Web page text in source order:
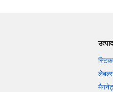
उत्पाद